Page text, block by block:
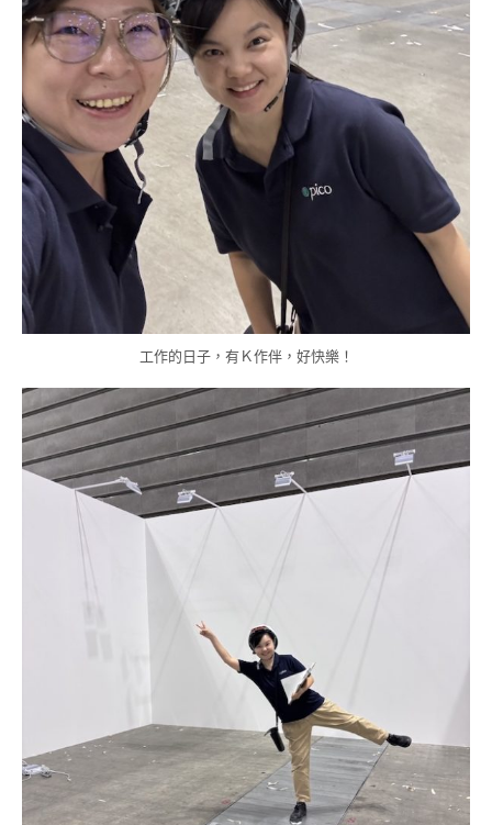
工作的日子，有Ｋ作伴，好快樂！